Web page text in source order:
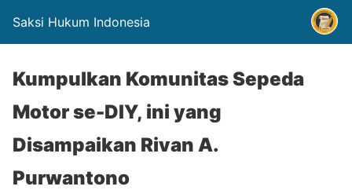
Saksi Hukum Indonesia
Kumpulkan Komunitas Sepeda
Motor se-DIY, ini yang
Disampaikan Rivan A.
Purwantono